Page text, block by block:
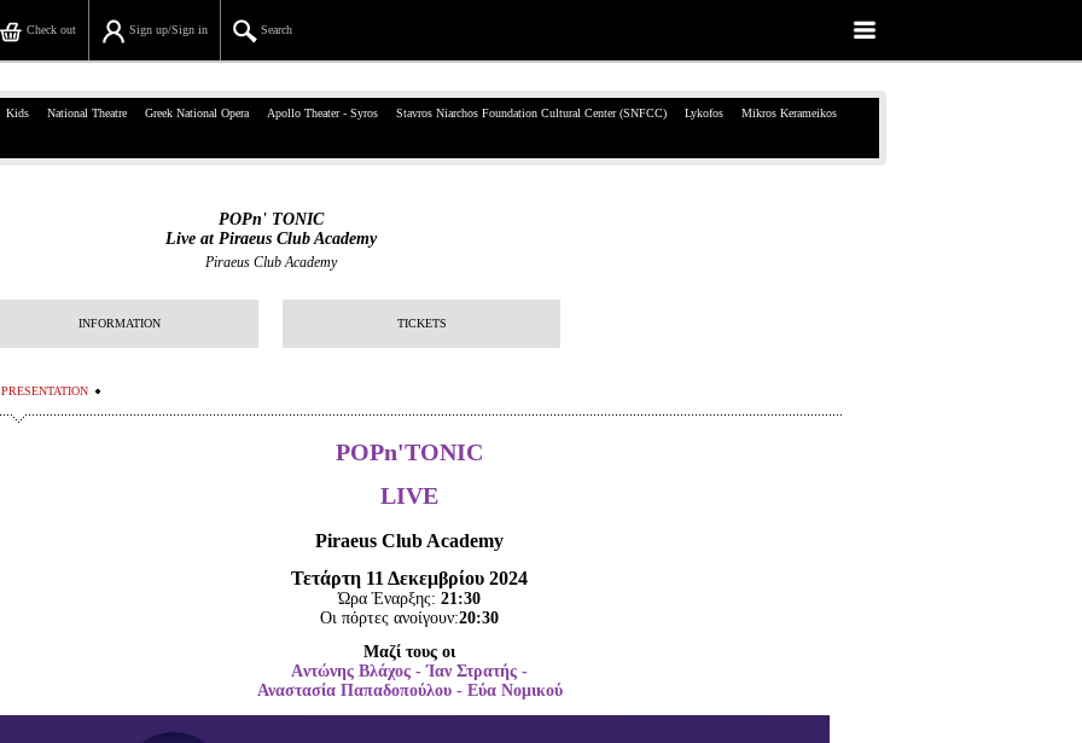
Search
Sign up/Sign in
Check out
39, Panepistimiou Str, Athens
Sign up/Sign in
Check out
Kids National Theatre Greek National Opera Apollo Theater - Syros Stavros Niarchos Foundation Cultural Center (SNFCC) Lykofos Mikros Kerameikos
POPn' TONIC
Live at Piraeus Club Academy
Piraeus Club Academy
INFORMATION TICKETS
PRESENTATION
POPn'TONIC
LIVE
Piraeus Club Academy
Τετάρτη 11 Δεκεμβρίου 2024
Ώρα Έναρξης: 21:30
Οι πόρτες ανοίγουν:20:30
Μαζί τους οι
Aντώνης Βλάχος - Ίαν Στρατής -
Αναστασία Παπαδοπούλου - Εύα Νομικού